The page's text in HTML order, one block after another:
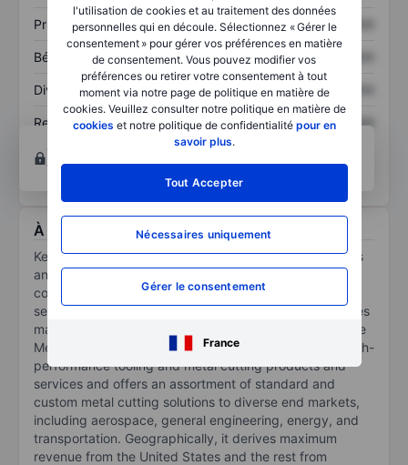
l'utilisation de cookies et au traitement des données
personnelles qui en découle. Sélectionnez « Gérer le
consentement » pour gérer vos préférences en matière
de consentement. Vous pouvez modifier vos
préférences ou retirer votre consentement à tout
moment via notre page de politique en matière de
cookies. Veuillez consulter notre politique en matière de
cookies et notre politique de confidentialité pour en
savoir plus.
Tout Accepter
Nécessaires uniquement
Gérer le consentement
France
Prix / ventes XXXXXXX XXXXXXX
Bénéfice par action XXXXXXX
Dividende par action XXXXXXX XXXXXXX
Rendement des
XXXXXXX
XXXXXXX
Ouvrir un compte
pour accéder à d’autres outils
techniques et d’analyses.
À propos Kennametal Inc.
Kennametal Inc is a manufacturer of metalworking tools
and wear-resistant engineered components and
coatings. The company operates in two business
segments; Metal Cutting and Infrastructure. It generates
maximum revenue from the Metal Cutting segment. The
Metal Cutting segment develops and manufactures high-
performance tooling and metal cutting products and
services and offers an assortment of standard and
custom metal cutting solutions to diverse end markets,
including aerospace, general engineering, energy, and
transportation. Geographically, it derives maximum
revenue from the United States and the rest from